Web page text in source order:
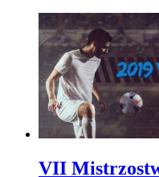
VII